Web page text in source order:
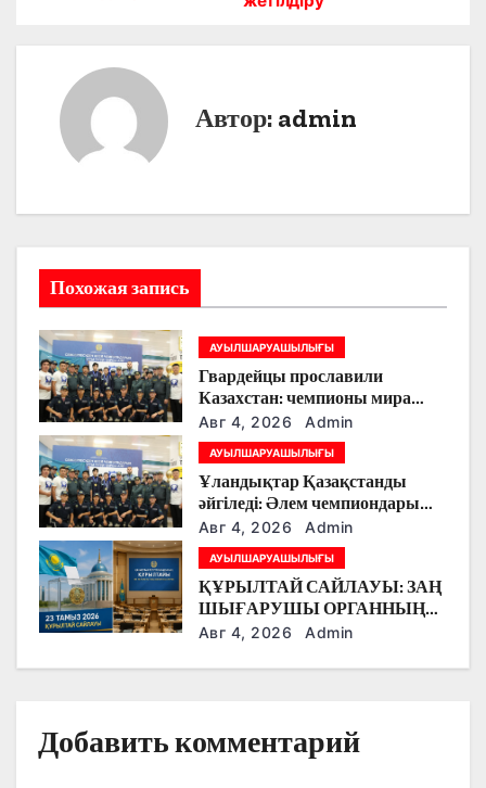
я
п
о
з
а
п
и
с
я
м
Автор: admin
Похожая запись
АУЫЛШАРУАШЫЛЫҒЫ
Гвардейцы прославили
Казахстан: чемпионы мира
вернулись на Родину
Авг 4, 2026 Admin
АУЫЛШАРУАШЫЛЫҒЫ
Ұландықтар Қазақстанды
әйгіледі: Әлем чемпиондары
елге оралды
Авг 4, 2026 Admin
АУЫЛШАРУАШЫЛЫҒЫ
ҚҰРЫЛТАЙ САЙЛАУЫ: ЗАҢ
ШЫҒАРУШЫ ОРГАННЫҢ
ЖАҢА КЕЗЕҢІ
Авг 4, 2026 Admin
Добавить комментарий